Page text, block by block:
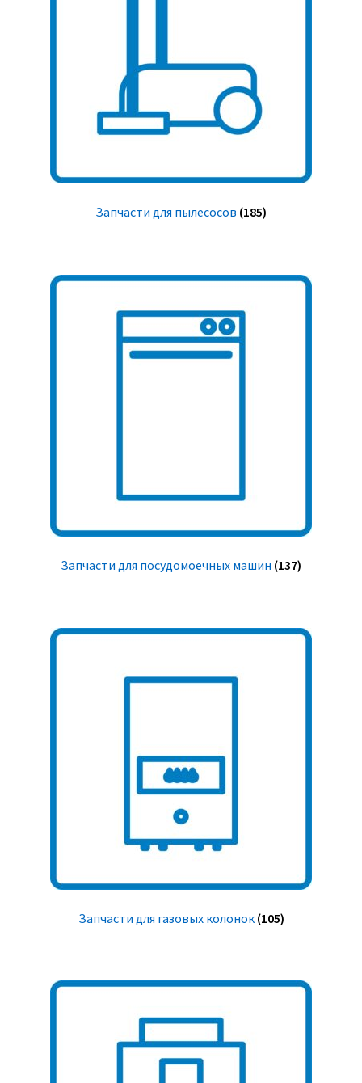
Запчасти для пылесосов (185)
Запчасти для посудомоечных машин (137)
Запчасти для газовых колонок (105)